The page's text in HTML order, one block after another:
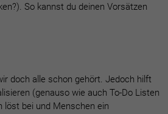
So kannst du deinen Vorsätzen
doch alle schon gehört. Jedoch hilft
(genauso wie auch To-Do Listen
löst bei und Menschen ein